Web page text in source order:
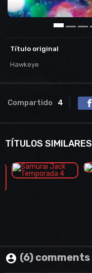
Título original
Hawkeye
Compartido 4
TÍTULOS SIMILARES
(6) comments